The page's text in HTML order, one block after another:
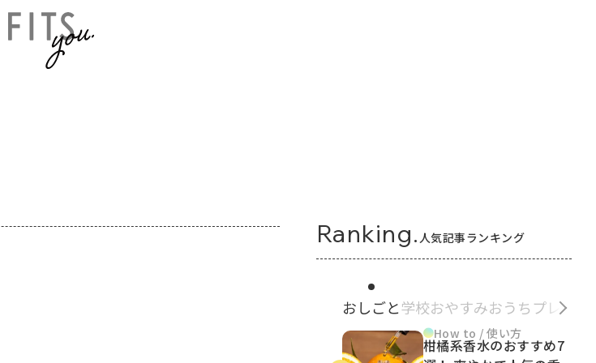
Ranking. 人気記事ランキング
おしごと学校おやすみおうち プレゼン
How to / 使い方
柑橘系香水のおすすめ7